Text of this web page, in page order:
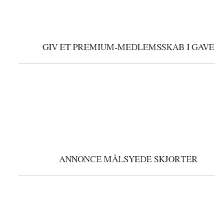
GIV ET PREMIUM-MEDLEMSSKAB I GAVE
ANNONCE MÅLSYEDE SKJORTER